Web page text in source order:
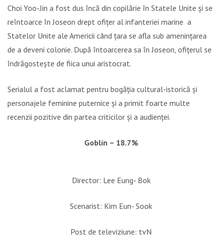
Choi Yoo-Jin a fost dus încă din copilărie în Statele Unite și se
reîntoarce în Joseon drept ofițer al infanteriei marine a
Statelor Unite ale Americii când țara se afla sub amenințarea
de a deveni colonie. După întoarcerea sa în Joseon, ofițerul se
îndrăgostește de fiica unui aristocrat.
Serialul a fost aclamat pentru bogăția cultural-istorică și
personajele feminine puternice și a primit foarte multe
recenzii pozitive din partea criticilor și a audienței.
Goblin – 18.7%
Director: Lee Eung- Bok
Scenarist: Kim Eun- Sook
Post de televiziune: tvN